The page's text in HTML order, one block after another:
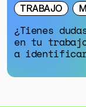
TRABAJO
¿Tienes
en tu
a